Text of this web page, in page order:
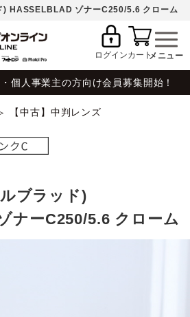
) HASSELBLAD ゾナーC250/5.6 クローム
ログインカート
個人事業主の方向け会員募集開始！
【中古】中判レンズ
ブラッド)
ナーC250/5.6 クローム